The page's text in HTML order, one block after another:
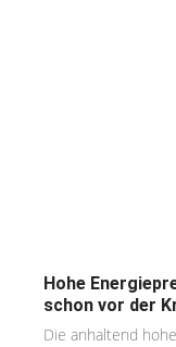
Hohe
schon vor der
Die anhaltend